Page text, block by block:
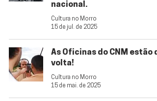
nacional.
Cultura no Morro
15 de jul. de 2025
As Oficinas do CNM estão
volta!
Cultura no Morro
15 de mai. de 2025